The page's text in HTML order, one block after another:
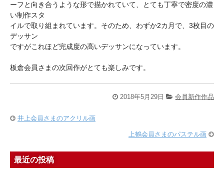
ーフと向き合うような形で描かれていて、とても丁寧で密度の濃
い制作スタ
イルで取り組まれています。そのため、わずか2カ月で、3枚目の
デッサン
ですがこれほど完成度の高いデッサンになっています。
板倉会員さまの次回作がとても楽しみです。
2018年5月29日 会員新作作品
井上会員さまのアクリル画
上鶴会員さまのパステル画
最近の投稿